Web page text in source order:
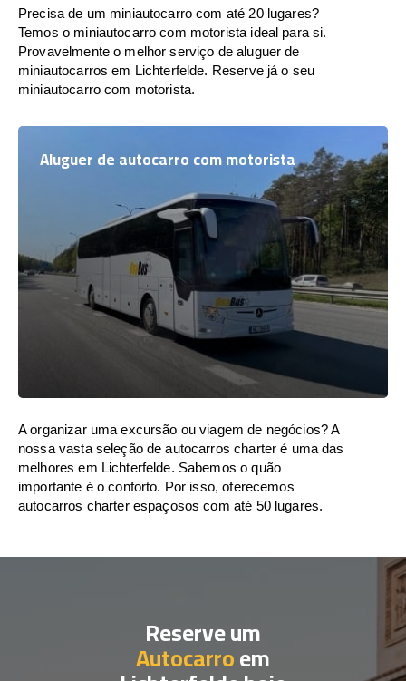
Precisa de um miniautocarro com até 20 lugares?
Temos o miniautocarro com motorista ideal para si.
Provavelmente o melhor serviço de aluguer de
miniautocarros em Lichterfelde. Reserve já o seu
miniautocarro com motorista.
Aluguer de autocarro com motorista
A organizar uma excursão ou viagem de negócios? A
nossa vasta seleção de autocarros charter é uma das
melhores em Lichterfelde. Sabemos o quão
importante é o conforto. Por isso, oferecemos
autocarros charter espaçosos com até 50 lugares.
Reserve um
Autocarroem